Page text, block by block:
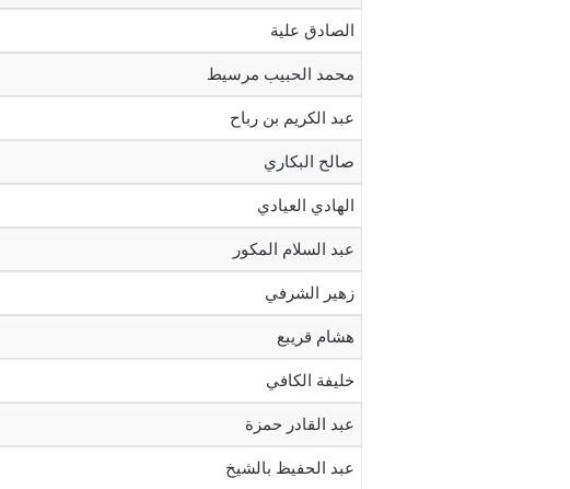
الصادق علية
محمد الحبيب مرسيط
عبد الكريم بن رباح
صالح البكاري
الهادي العيادي
عبد السلام المكور
زهير الشرفي
هشام قريبع
خليفة الكافي
عبد القادر حمزة
عبد الحفيظ بالشيخ